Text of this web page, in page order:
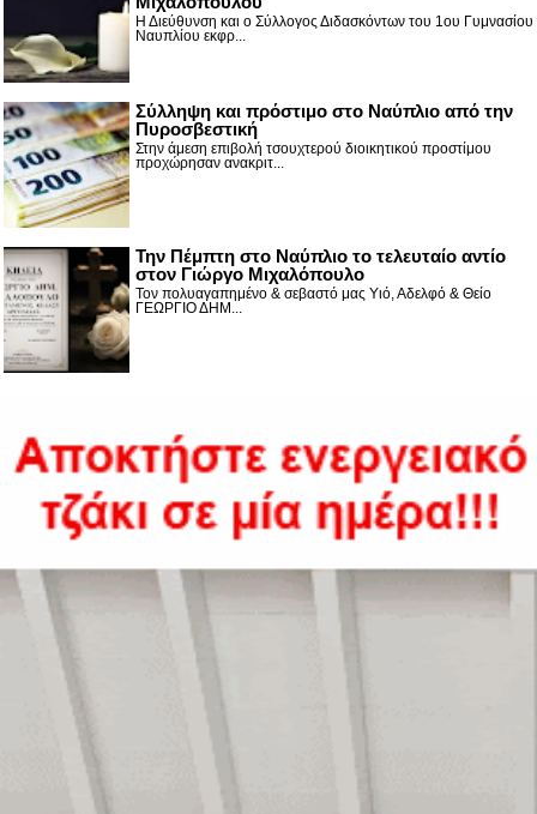
Η Διεύθυνση και ο Σύλλογος Διδασκόντων του 1ου Γυμνασίου
Ναυπλίου εκφρ...
Σύλληψη και πρόστιμο στο Ναύπλιο από την
Πυροσβεστική
Στην άμεση επιβολή τσουχτερού διοικητικού προστίμου
προχώρησαν ανακριτ...
Την Πέμπτη στο Ναύπλιο το τελευταίο αντίο
στον Γιώργο Μιχαλόπουλο
Τον πολυαγαπημένο & σεβαστό μας Υιό, Αδελφό & Θείο
ΓΕΩΡΓΙΟ ΔΗΜ...